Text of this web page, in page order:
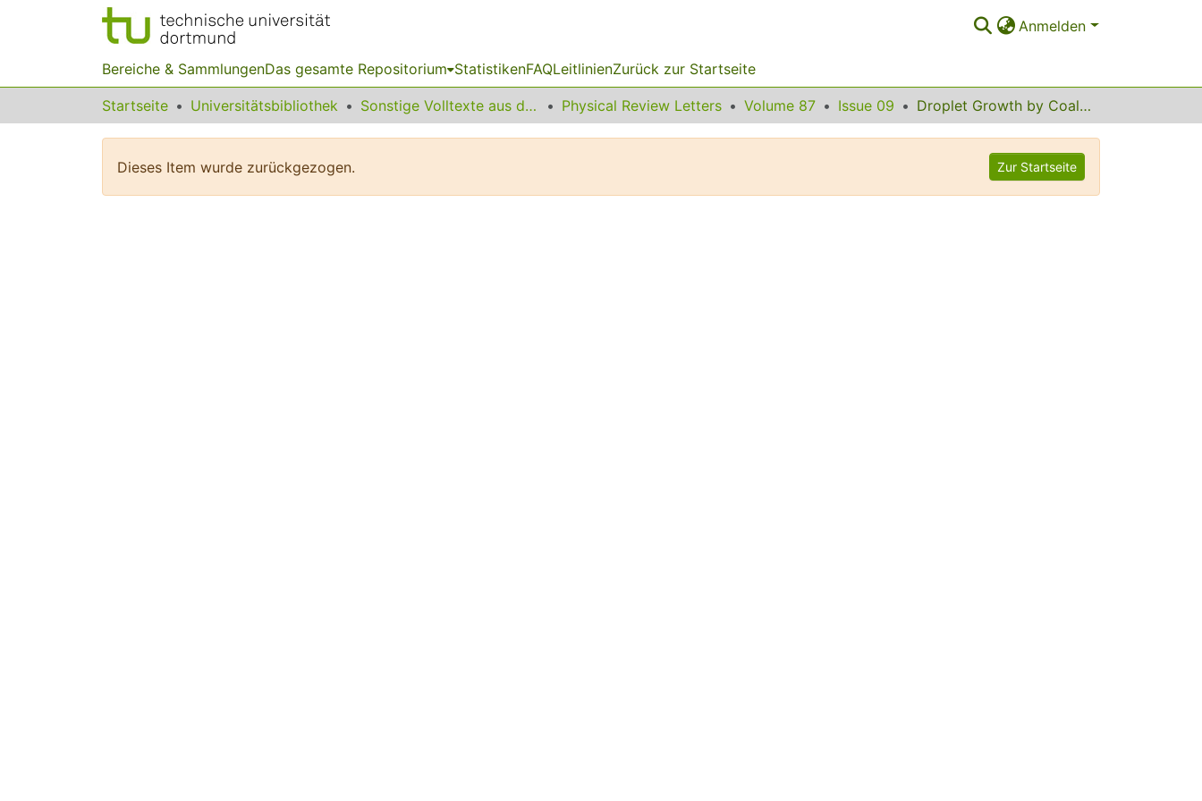
Anmelden
Bereiche & SammlungenDas gesamte Repositorium StatistikenFAQLeitlinienZurück zur Startseite
Startseite Universitätsbibliothek Sonstige Volltexte aus dem Bibliotheksangebot Physical Review Letters Volume 87 Issue 09 Droplet Growth by Coalescence in Binary Fluid Mixtures
Dieses Item wurde zurückgezogen. Zur Startseite